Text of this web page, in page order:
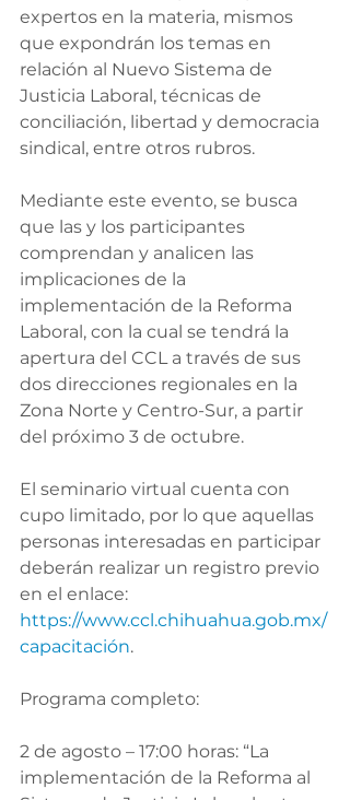
expertos en la materia, mismos
que expondrán los temas en
relación al Nuevo Sistema de
Justicia Laboral, técnicas de
conciliación, libertad y democracia
sindical, entre otros rubros.
Mediante este evento, se busca
que las y los participantes
comprendan y analicen las
implicaciones de la
implementación de la Reforma
Laboral, con la cual se tendrá la
apertura del CCL a través de sus
dos direcciones regionales en la
Zona Norte y Centro-Sur, a partir
del próximo 3 de octubre.
El seminario virtual cuenta con
cupo limitado, por lo que aquellas
personas interesadas en participar
deberán realizar un registro previo
en el enlace:
https://www.ccl.chihuahua.gob.mx/
capacitación.
Programa completo:
2 de agosto – 17:00 horas: “La
implementación de la Reforma al